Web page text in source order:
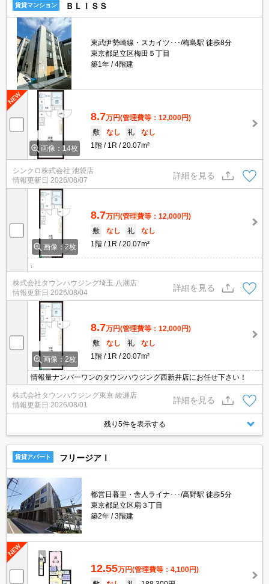
賃貸マンション ＢＬＩＳＳ
東武伊勢崎線・スカイツ･･･/梅島駅 徒歩8分
東京都足立区梅田５丁目
築1年
4階建
画像：14枚
8.7万円(管理費等：12,000円)
敷
なし 礼
なし
1階
1R 20.07m²
シンクロ株式会社 池袋店
情報更新日 2026/08/07
詳細を見る
画像：2枚
8.7万円(管理費等：12,000円)
敷
なし 礼
なし
1階
1R 20.07m²
株式会社タウンハウジング埼玉 八潮店
情報更新日 2026/08/04
詳細を見る
画像：2枚
8.7万円(管理費等：12,000円)
敷
なし 礼
なし
1階
1R 20.07m²
情報量ナンバーワンのタウンハウジング西新井店にお任せ下さい！
株式会社タウンハウジング東京 綾瀬店
情報更新日 2026/08/01
詳細を見る
残り5件を表示する
賃貸アパート フリージアⅠ
都営日暮里・舎人ライナ･･･/高野駅 徒歩5分
東京都足立区扇３丁目
築2年
3階建
12.55万円(管理費等：4,100円)